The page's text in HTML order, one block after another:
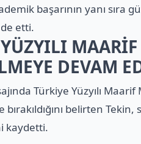
başarının yanı sıra
etti.
DEVAM
Türkiye Yüzyılı
bırakıldığını belirten
kaydetti.